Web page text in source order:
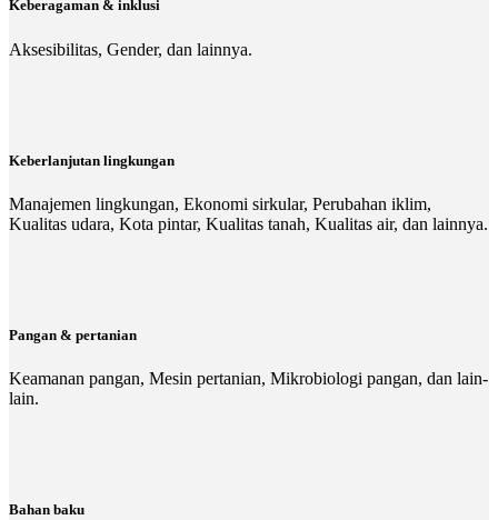
Keberagaman & inklusi
Aksesibilitas, Gender, dan lainnya.
Keberlanjutan lingkungan
Manajemen lingkungan, Ekonomi sirkular, Perubahan iklim,
Kualitas udara, Kota pintar, Kualitas tanah, Kualitas air, dan lainnya.
Pangan & pertanian
Keamanan pangan, Mesin pertanian, Mikrobiologi pangan, dan lain-
lain.
Bahan baku